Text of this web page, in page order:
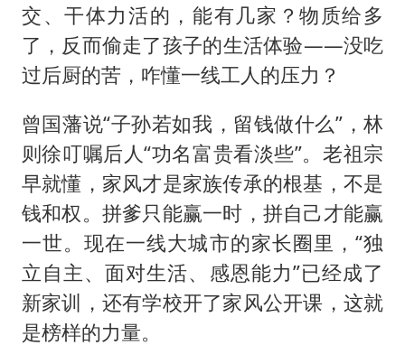
交、干体力活的，能有几家？物质给多
了，反而偷走了孩子的生活体验——没吃
过后厨的苦，咋懂一线工人的压力？
曾国藩说“子孙若如我，留钱做什么”，林
则徐叮嘱后人“功名富贵看淡些”。老祖宗
早就懂，家风才是家族传承的根基，不是
钱和权。拼爹只能赢一时，拼自己才能赢
一世。现在一线大城市的家长圈里，“独
立自主、面对生活、感恩能力”已经成了
新家训，还有学校开了家风公开课，这就
是榜样的力量。